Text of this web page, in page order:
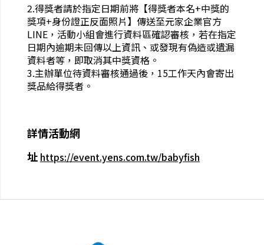
2.得獎者請於指定日期前將【得獎者本名+中獎的
獎項+身份證正反面照片】傳送至元家企業官方
LINE，活動小組會進行資料區確認審核，若在指定
日期內逾期未回傳以上資訊、或發現有偽造或遺漏
資料者等，即取消其中獎資格。
3.主辦單位待資料審核通過後，15工作天內會寄出
獎品給得獎者。
詳情活動網
址 https://event.yens.com.tw/babyfish